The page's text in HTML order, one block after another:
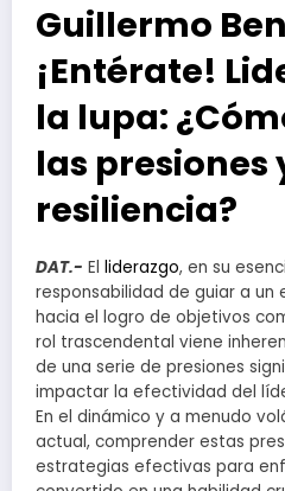
Guillermo
¡Entérate!
la lupa:
las presiones
resiliencia?
DAT.- El liderazgo, en su
responsabilidad de guiar a un
hacia el logro de objetivos
rol trascendental viene
de una serie de presiones
impactar la efectividad del
En el dinámico y a menudo
actual, comprender estas
estrategias efectivas para